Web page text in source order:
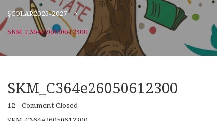
ŞCOLAR2026-2027
SKM_C364e26050612300
SKM_C364e26050612300
12
Comment Closed